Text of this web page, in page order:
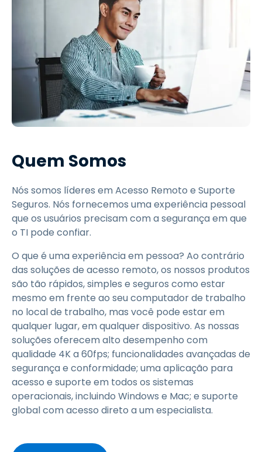
Quem Somos
Nós somos líderes em Acesso Remoto e Suporte
Seguros. Nós fornecemos uma experiência pessoal
que os usuários precisam com a segurança em que
o TI pode confiar.
O que é uma experiência em pessoa? Ao contrário
das soluções de acesso remoto, os nossos produtos
são tão rápidos, simples e seguros como estar
mesmo em frente ao seu computador de trabalho
no local de trabalho, mas você pode estar em
qualquer lugar, em qualquer dispositivo. As nossas
soluções oferecem alto desempenho com
qualidade 4K a 60fps; funcionalidades avançadas de
segurança e conformidade; uma aplicação para
acesso e suporte em todos os sistemas
operacionais, incluindo Windows e Mac; e suporte
global com acesso direto a um especialista.